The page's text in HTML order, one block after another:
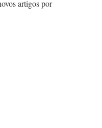
artigos por